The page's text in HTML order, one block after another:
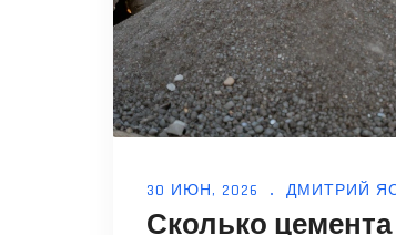
30 ИЮН, 2026 ДМИТРИЙ
Сколько